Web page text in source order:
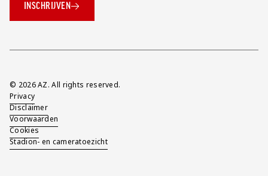
INSCHRIJVEN
Overig
© 2026 AZ. All rights reserved.
Privacy
Disclaimer
Voorwaarden
Cookies
Stadion- en cameratoezicht